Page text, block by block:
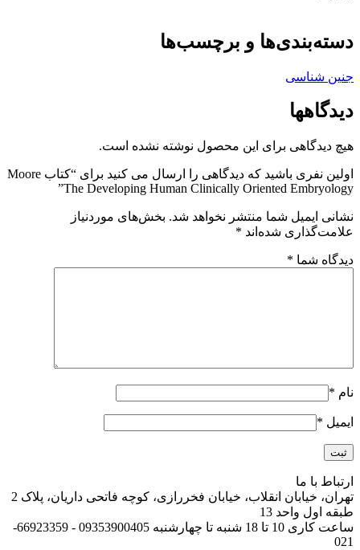
دسته‌بندی‌ها و برچسب‌ها
جنین شناسی
دیدگاهها
هیچ دیدگاهی برای این محصول نوشته نشده است.
اولین نفری باشید که دیدگاهی را ارسال می کنید برای “کتاب Moore
The Developing Human Clinically Oriented Embryology”
نشانی ایمیل شما منتشر نخواهد شد. بخش‌های موردنیاز
علامت‌گذاری شده‌اند *
دیدگاه شما *
نام *
ایمیل *
ارتباط با ما
تهران، خیابان انقلاب، خیابان فخررازی، کوچه فاتحی داریان، پلاک 2
طبقه اول واحد 13
ساعت کاری 10 تا 18 شنبه تا چهارشنبه 09353900405 - 66923359-
021